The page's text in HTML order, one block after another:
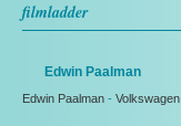
filmladder
Edwin Paalman
Edwin Paalman - Volkswagen